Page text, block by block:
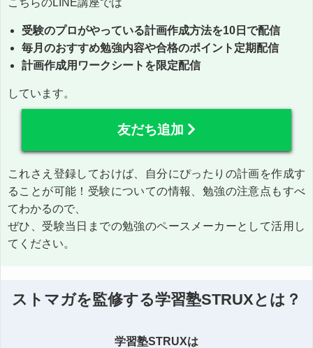
こちらのLINE講座では
受験のプロがやっている計画作成方法を10日で配信
毎月のおすすめ勉強内容や合格のポイント定期配信
計画作成用ワークシートを限定配信
しています。
友だち追加
これさえ登録しておけば、自分にぴったりの計画を作成す
ることが可能！受験についての情報、勉強の注意点もすべ
てわかるので、
ぜひ、受験当日までの勉強のペースメーカーとして活用し
てください。
ストマガを監修する学習塾STRUXとは？
学習塾STRUXは